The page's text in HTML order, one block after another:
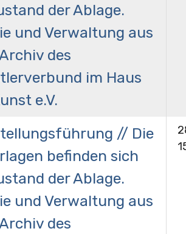
der Ablage.
und Verwaltung aus
des
im Haus
e.V.
// Die
befinden sich
der Ablage.
und Verwaltung aus
des